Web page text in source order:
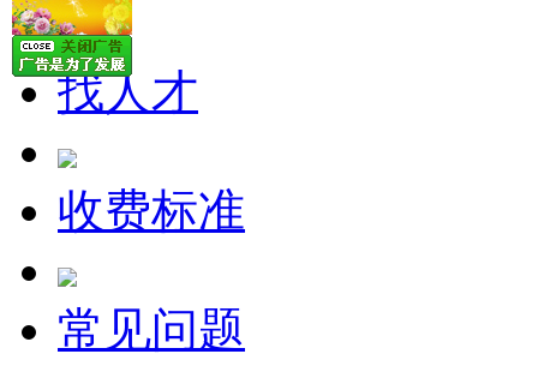
找人才
收费标准
常见问题